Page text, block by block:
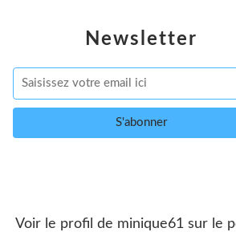
Newsletter
Voir le profil de minique61 sur le